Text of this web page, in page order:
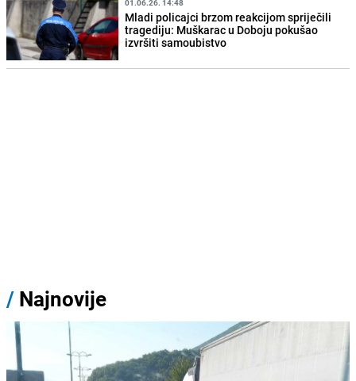
Mladi policajci brzom reakcijom spriječili
tragediju: Muškarac u Doboju pokušao
izvršiti samoubistvo
/ Najnovije